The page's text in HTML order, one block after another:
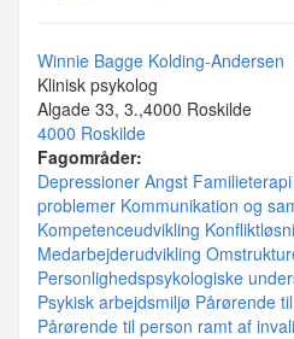
Winnie Bagge Kolding-Andersen
Klinisk psykolog
Algade 33, 3.,4000 Roskilde
4000 Roskilde
Fagområder:
Depressioner Angst Familieterapi
problemer Kommunikation og
Kompetenceudvikling
Medarbejderudvikling
Personlighedspsykologiske
Psykisk arbejdsmiljø Pårørende
Pårørende til person ramt af